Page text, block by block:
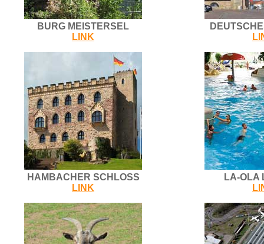
BURG MEISTERSEL
LINK
HAMBACHER SCHLOSS
LINK
LA-OLA